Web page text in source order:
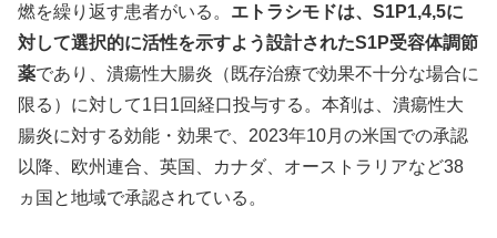
燃を繰り返す患者がいる。 エトラシモドは、S1P1,4,5に
対して選択的に活性を示すよう設計されたS1P受容体調節
薬であり、潰瘍性大腸炎（既存治療で効果不十分な場合に
限る）に対して1日1回経口投与する。本剤は、潰瘍性大
腸炎に対する効能・効果で、2023年10月の米国での承認
以降、欧州連合、英国、カナダ、オーストラリアなど38
ヵ国と地域で承認されている。